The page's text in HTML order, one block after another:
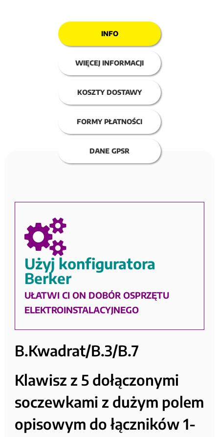
INFO
WIĘCEJ INFORMACJI
KOSZTY DOSTAWY
FORMY PŁATNOŚCI
DANE GPSR
Użyj konfiguratora
Berker
UŁATWI CI ON DOBÓR OSPRZĘTU
ELEKTROINSTALACYJNEGO
B.Kwadrat/B.3/B.7
Klawisz z 5 dołączonymi
soczewkami z dużym polem
opisowym do łączników 1-